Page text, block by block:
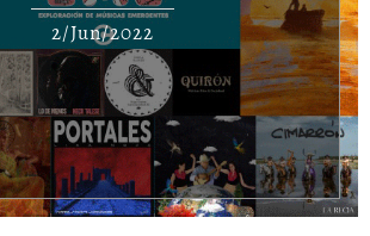
2/Jun/2022